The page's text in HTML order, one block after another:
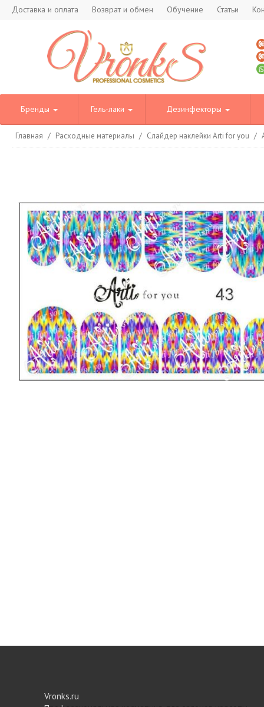
Доставка и оплата Возврат и обмен Обучение Статьи
Бренды Гель-лаки Дезинфекторы
Главная / Расходные материалы / Слайдер наклейки Arti for you /
Vronks.ru